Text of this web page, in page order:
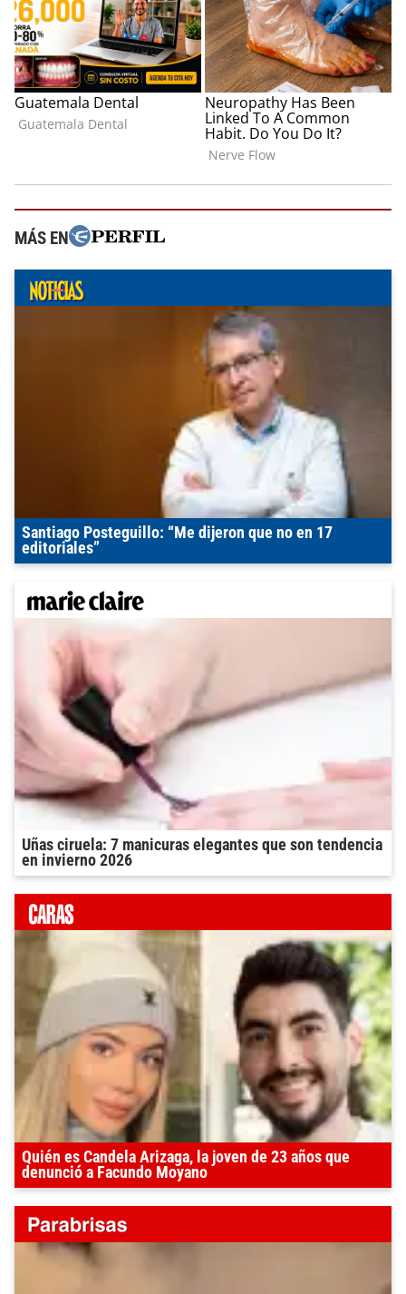
MÁS EN
Santiago Posteguillo: “Me dijeron que no en 17
editoriales”
Uñas ciruela: 7 manicuras elegantes que son tendencia
en invierno 2026
Quién es Candela Arizaga, la joven de 23 años que
denunció a Facundo Moyano